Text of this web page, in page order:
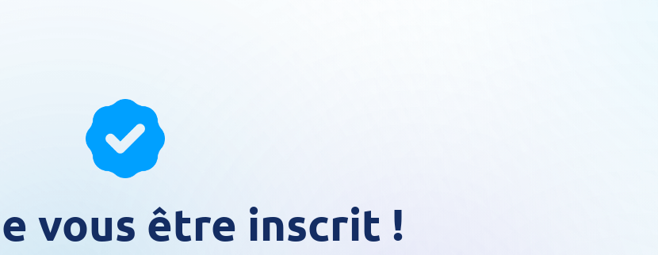
vous être inscrit !